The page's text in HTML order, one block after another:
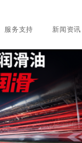
服务支持 新闻资讯